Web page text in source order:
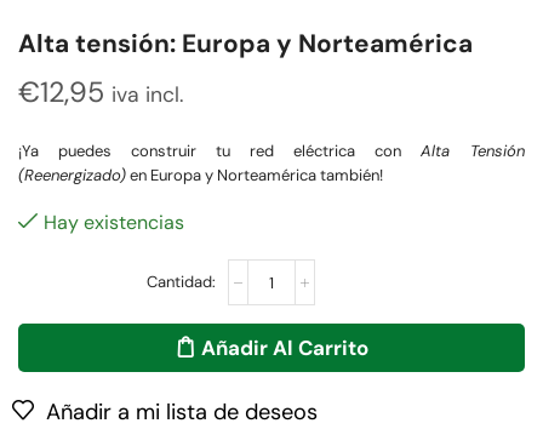
Alta tensión: Europa y Norteamérica
€12,95 iva incl.
¡Ya puedes construir tu red eléctrica con Alta Tensión
(Reenergizado)en Europa y Norteamérica también!
Hay existencias
Añadir Al Carrito
Añadir a mi lista de deseos